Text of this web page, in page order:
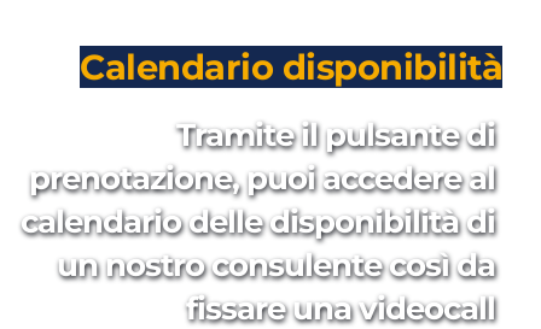
Calendario disponibilità
Tramite il pulsante di
prenotazione, puoi accedere al
calendario delle disponibilità di
un nostro consulente così da
fissare una videocall